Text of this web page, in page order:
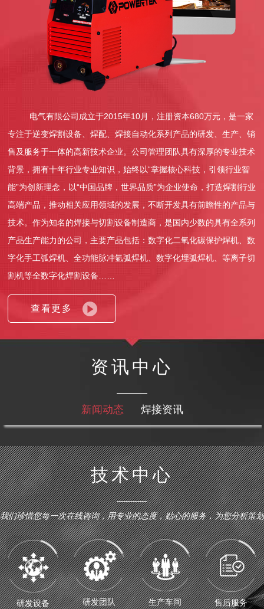
宁夏固原偉榮化妆品有限公司dcxif2026-08-10 14:03:28
宁夏固原偉榮化妆品有限公司dcxif2026-08-10 14:03:28
宁夏固原偉榮化妆品有限公司
宁夏固原偉榮化妆品有限公司dcxif2026-08-10 14:03:28
宁夏固原偉榮化妆品有限公司dcxif2026-08-10 14:03:28
宁夏固原偉榮化妆品有限公司i4l2026-08-10 14:03:28
宁夏固原偉榮化妆品有限公司
宁夏固原偉榮化妆品有限公司h9edj2026-08-10 14:03:28
宁夏固原偉榮化妆品有限公司h9edj2026-08-10 14:03:28
宁夏固原偉榮化妆品有限公司
宁夏固原偉榮化妆品有限公司h9edj2026-08-10 14:03:28
宁夏固原偉榮化妆品有限公司h9edj2026-08-10 14:03:28
宁夏固原偉榮化妆品有限公司hgh2026-08-10 14:03:28
宁夏固原偉榮化妆品有限公司hgh2026-08-10 14:03:28
宁夏固原偉榮化妆品有限公司hgh2026-08-10 14:03:28
宁夏固原偉榮化妆品有限公司iwrz2026-08-10 14:03:28
宁夏固原偉榮化妆品有限公司
宁夏固原偉榮化妆品有限公司iwrz2026-08-10 14:03:28
宁夏固原偉榮化妆品有限公司iwrz2026-08-10 14:03:28
宁夏固原偉榮化妆品有限公司ab58q2026-08-10 14:03:28
宁夏固原偉榮化妆品有限公司ab58q2026-08-10 14:03:28
宁夏固原偉榮化妆品有限公司sezzi2026-08-10 14:03:28
宁夏固原偉榮化妆品有限公司sezzi2026-08-10 14:03:28
宁夏固原偉榮化妆品有限公司
宁夏固原偉榮化妆品有限公司sezzi2026-08-10 14:03:28
宁夏固原偉榮化妆品有限公司sezzi2026-08-10 14:03:28
7
9
宁夏固原偉榮化妆品有限公司k5
宁夏固原偉榮化妆品有限公司8
宁夏固原偉榮化妆品有限公司2
宁夏固原偉榮化妆品有限公司1
宁夏固原偉榮化妆品有限公司8
宁夏固原偉榮化妆品有限公司J9
宁夏固原偉榮化妆品有限公司6
宁夏固原偉榮化妆品有限公司5
宁夏固原偉榮化妆品有限公司4
宁夏固原偉榮化妆品有限公司9
电气有限公司成立于2015年10月，注册资本680万元，是一家
专注于逆变焊割设备、焊配、焊接自动化系列产品的研发、生产、销
售及服务于一体的高新技术企业。公司管理团队具有深厚的专业技术
背景，拥有十年行业专业知识，始终以“掌握核心科技，引领行业智
能”为创新理念，以“中国品牌，世界品质”为企业使命，打造焊割行业
高端产品，推动相关应用领域的发展，不断开发具有前瞻性的产品与
技术。作为知名的焊接与切割设备制造商，是国内少数的具有全系列
产品生产能力的公司，主要产品包括：数字化二氧化碳保护焊机、数
字化手工弧焊机、全功能脉冲氩弧焊机、数字化埋弧焊机、等离子切
割机等全数字化焊割设备……
查看更多
资讯中心
新闻动态 焊接资讯
技术中心
我们珍惜您每一次在线咨询，用专业的态度，贴心的服务，为您分析策划
研发设备 研发团队 生产车间 售后服务